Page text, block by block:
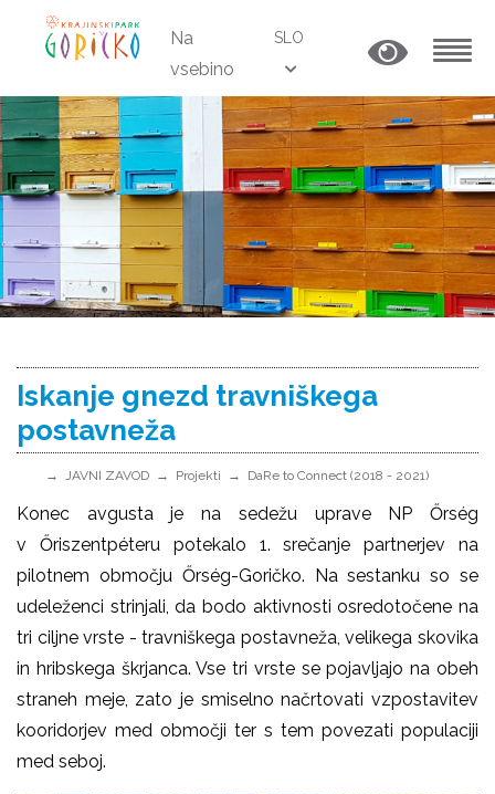
Na
vsebino
SLO
Iskanje gnezd travniškega
postavneža
JAVNI ZAVOD Projekti DaRe to Connect (2018 - 2021)
Konec avgusta je na sedežu uprave NP Őrség
v Őriszentpéteru potekalo 1. srečanje partnerjev na
pilotnem območju Őrség-Goričko. Na sestanku so se
udeleženci strinjali, da bodo aktivnosti osredotočene na
tri ciljne vrste - travniškega postavneža, velikega skovika
in hribskega škrjanca. Vse tri vrste se pojavljajo na obeh
straneh meje, zato je smiselno načrtovati vzpostavitev
kooridorjev med območji ter s tem povezati populaciji
med seboj.